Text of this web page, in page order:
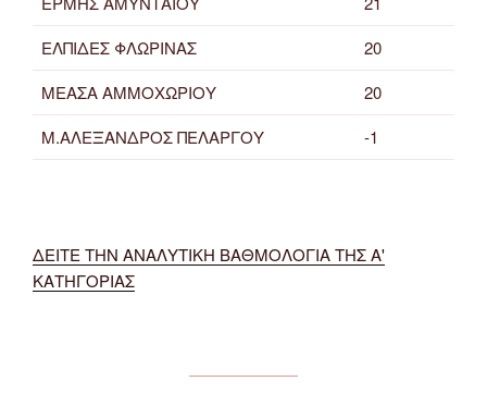
ΕΛΠΙΔΕΣ ΦΛΩΡΙΝΑΣ
20
ΜΕΑΣΑ ΑΜΜΟΧΩΡΙΟΥ
20
Μ.ΑΛΕΞΑΝΔΡΟΣ ΠΕΛΑΡΓΟΥ
-1
ΔΕΙΤΕ ΤΗΝ ΑΝΑΛΥΤΙΚΗ ΒΑΘΜΟΛΟΓΙΑ ΤΗΣ Α'
ΚΑΤΗΓΟΡΙΑΣ